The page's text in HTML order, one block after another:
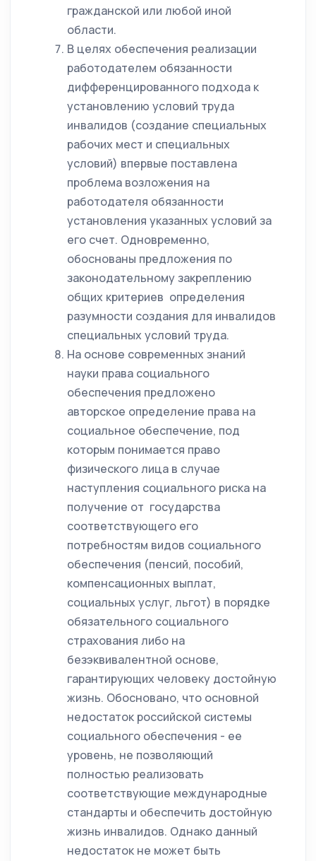
гражданской или любой иной
области.
В целях обеспечения реализации
работодателем обязанности
дифференцированного подхода к
установлению условий труда
инвалидов (создание специальных
рабочих мест и специальных
условий) впервые поставлена
проблема возложения на
работодателя обязанности
установления указанных условий за
его счет. Одновременно,
обоснованы предложения по
законодательному закреплению
общих критериев определения
разумности создания для инвалидов
специальных условий труда.
На основе современных знаний
науки права социального
обеспечения предложено
авторское определение права на
социальное обеспечение, под
которым понимается право
физического лица в случае
наступления социального риска на
получение от государства
соответствующего его
потребностям видов социального
обеспечения (пенсий, пособий,
компенсационных выплат,
социальных услуг, льгот) в порядке
обязательного социального
страхования либо на
безэквивалентной основе,
гарантирующих человеку достойную
жизнь. Обосновано, что основной
недостаток российской системы
социального обеспечения - ее
уровень, не позволяющий
полностью реализовать
соответствующие международные
стандарты и обеспечить достойную
жизнь инвалидов. Однако данный
недостаток не может быть